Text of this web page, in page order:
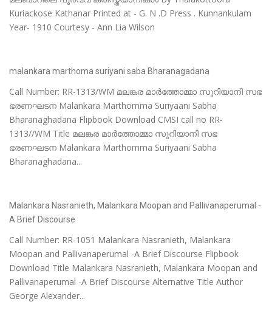
Kuriackose Kathanar Printed at - G. N .D Press . Kunnankulam
Year- 1910 Courtesy - Ann Lia Wilson
malankara marthoma suriyani saba Bharanagadana
Call Number: RR-1313/WM മലങ്കര മാർത്തോമ്മാ സുറിയാനി സഭ
ഭരണഘടന Malankara Marthomma Suriyaani Sabha
Bharanaghadana Flipbook Download CMSI call no RR-
1313//WM Title മലങ്കര മാർത്തോമ്മാ സുറിയാനി സഭ
ഭരണഘടന Malankara Marthomma Suriyaani Sabha
Bharanaghadana...
Malankara Nasranieth, Malankara Moopan and Pallivanaperumal -
A Brief Discourse
Call Number: RR-1051 Malankara Nasranieth, Malankara
Moopan and Pallivanaperumal -A Brief Discourse Flipbook
Download Title Malankara Nasranieth, Malankara Moopan and
Pallivanaperumal -A Brief Discourse Alternative Title Author
George Alexander...